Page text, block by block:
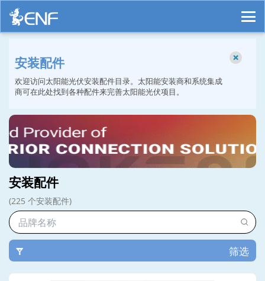
安装配件
欢迎访问太阳能光伏安装配件目录。太阳能安装商和系统集成
商可在此处找到各种配件来完善太阳能光伏项目。
安装配件
(225 个安装配件)
筛选